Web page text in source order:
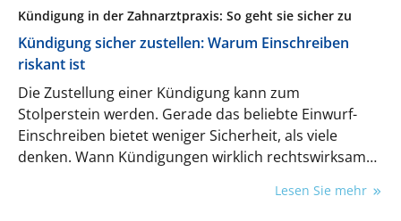
Kündigung in der Zahnarztpraxis: So geht sie sicher zu
Kündigung sicher zustellen: Warum Einschreiben
riskant ist
Die Zustellung einer Kündigung kann zum
Stolperstein werden. Gerade das beliebte Einwurf-
Einschreiben bietet weniger Sicherheit, als viele
denken. Wann Kündigungen wirklich rechtswirksam
Lesen Sie mehr